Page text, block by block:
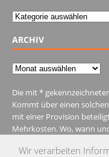
Kategorien
ARCHIV
Archiv
Die mit *
Kommt über einen
mit einer Provision
Mehrkosten. Wo, wann
Wir verarbeiten